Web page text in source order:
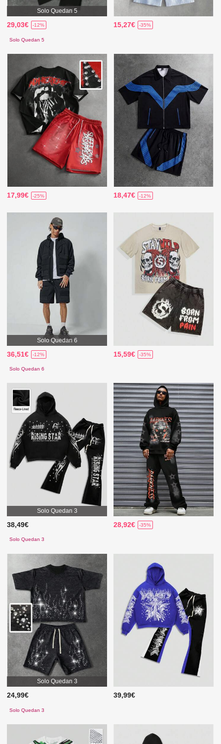
Solo Quedan 5
29,03€ -12%
Solo Quedan 5
15,27€ -35%
17,99€ -25% 18,47€ -12%
Solo Quedan 6
36,51€ -12%
Solo Quedan 6
15,59€ -35%
Solo Quedan 3
38,49€
Solo Quedan 3
28,92€ -35%
Solo Quedan 3
24,99€
Solo Quedan 3
39,99€